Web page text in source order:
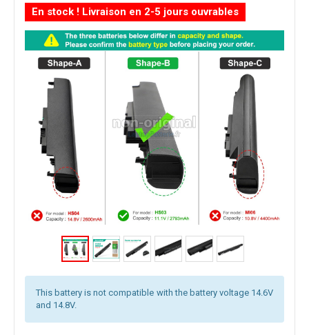
En stock ! Livraison en 2-5 jours ouvrables
This battery is not compatible with the battery voltage 14.6V
and 14.8V.